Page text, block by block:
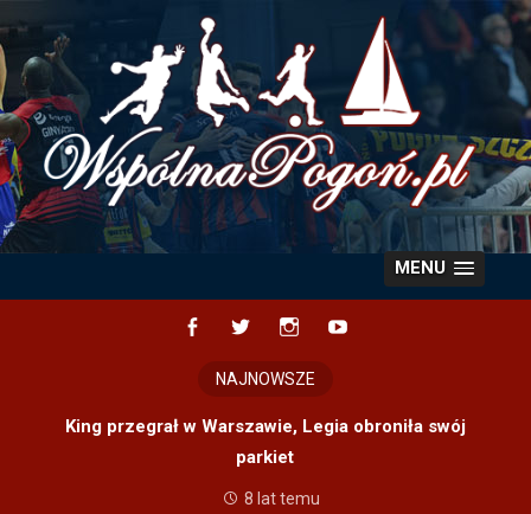
content
MENU
NAJNOWSZE
King przegrał w Warszawie, Legia obroniła swój
parkiet
8 lat temu